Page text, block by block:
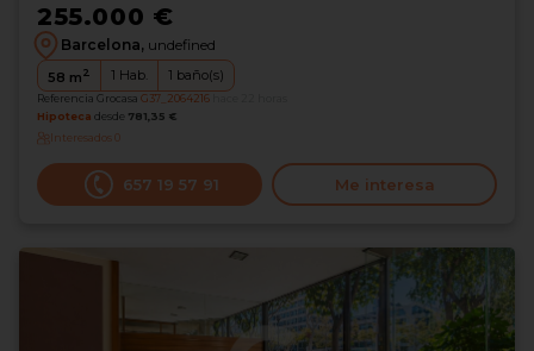
255.000 €
Barcelona, undefined
58 m2 1 Hab. 1 baño(s)
Referencia Grocasa G37_2064216
Hipoteca desde 781,35 €
Interesados0
‪657 19 57 91‬ Me interesa